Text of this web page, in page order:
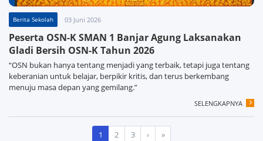
Berita Sekolah 03 Juni 2026
Peserta OSN-K SMAN 1 Banjar Agung Laksanakan
Gladi Bersih OSN-K Tahun 2026
“OSN bukan hanya tentang menjadi yang terbaik, tetapi juga tentang
keberanian untuk belajar, berpikir kritis, dan terus berkembang
menuju masa depan yang gemilang.”
SELENGKAPNYA
1 2 3 › »